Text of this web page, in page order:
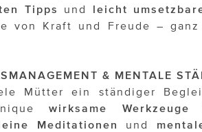
Tipps und leicht
von Kraft und Freude –
& MENTALE
Mütter ein ständiger
wirksame
Meditationen
und